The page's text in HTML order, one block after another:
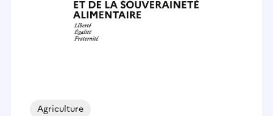
Agriculture